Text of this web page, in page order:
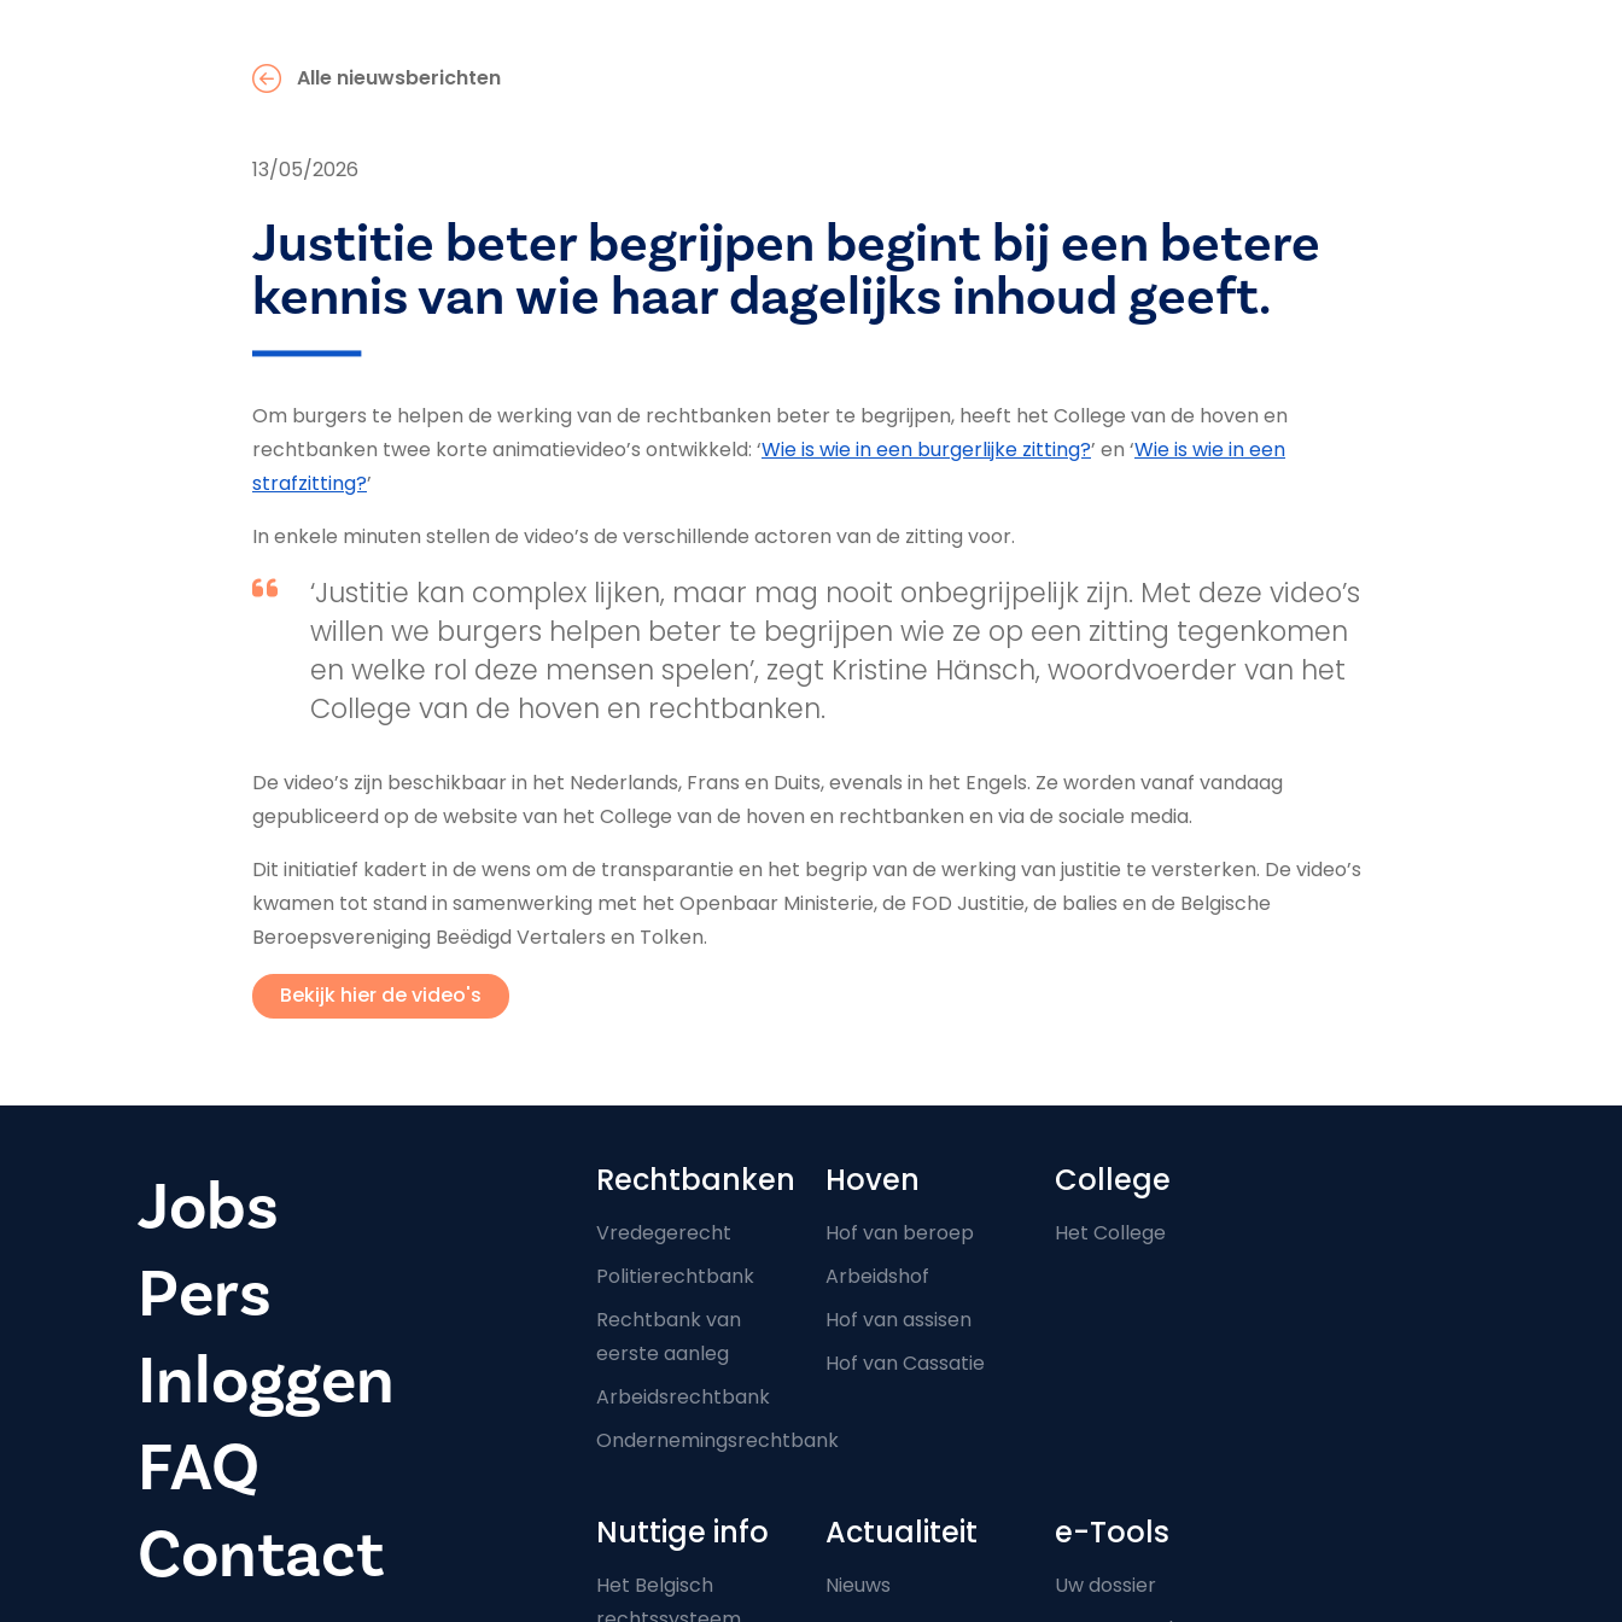
Alle nieuwsberichten
13/05/2026
Justitie beter begrijpen begint bij een betere
kennis van wie haar dagelijks inhoud geeft.
Om burgers te helpen de werking van de rechtbanken beter te begrijpen, heeft het College van de hoven en
rechtbanken twee korte animatievideo’s ontwikkeld: ‘Wie is wie in een burgerlijke zitting?’ en ‘Wie is wie in een
strafzitting?’
In enkele minuten stellen de video’s de verschillende actoren van de zitting voor.
‘Justitie kan complex lijken, maar mag nooit onbegrijpelijk zijn. Met deze video’s
willen we burgers helpen beter te begrijpen wie ze op een zitting tegenkomen
en welke rol deze mensen spelen’, zegt Kristine Hänsch, woordvoerder van het
College van de hoven en rechtbanken.
De video’s zijn beschikbaar in het Nederlands, Frans en Duits, evenals in het Engels. Ze worden vanaf vandaag
gepubliceerd op de website van het College van de hoven en rechtbanken en via de sociale media.
Dit initiatief kadert in de wens om de transparantie en het begrip van de werking van justitie te versterken. De video’s
kwamen tot stand in samenwerking met het Openbaar Ministerie, de FOD Justitie, de balies en de Belgische
Beroepsvereniging Beëdigd Vertalers en Tolken.
Bekijk hier de video's
Jobs
Pers
Inloggen
FAQ
Contact
Footer-menu
Rechtbanken
Vredegerecht
Politierechtbank
Rechtbank van
eerste aanleg
Arbeidsrechtbank
Ondernemingsrechtbank
Hoven
Hof van beroep
Arbeidshof
Hof van assisen
Hof van Cassatie
College
Het College
Nuttige info
Het Belgisch
Actualiteit
Nieuws
e-Tools
Uw dossier